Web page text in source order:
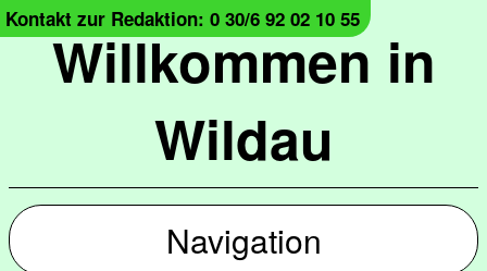
Willkommen in
Wildau
Kontakt zur Redaktion: 0 30/6 92 02 10 55
Navigation